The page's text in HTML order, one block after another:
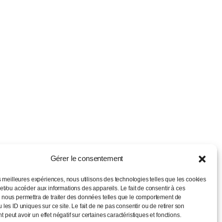
Gérer le consentement
meilleures expériences, nous utilisons des technologies telles que les cookies
ou accéder aux informations des appareils. Le fait de consentir à ces
permettra de traiter des données telles que le comportement de
les ID uniques sur ce site. Le fait de ne pas consentir ou de retirer son
peut avoir un effet négatif sur certaines caractéristiques et fonctions.